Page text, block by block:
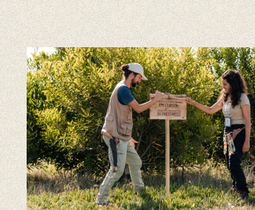
As nossas sugestões
Trilhos Pedestres, Trilho dos
Percursos de Bicicleta, BTT,
Voluntariado de longa duração,